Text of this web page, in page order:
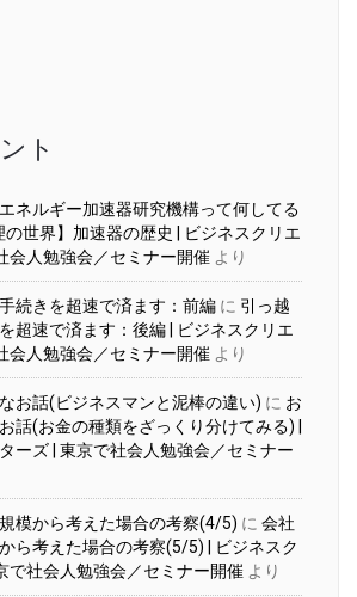
ト
ネルギー加速器研究機構って何してる
の世界】加速器の歴史 | ビジネスクリエ
会人勉強会／セミナー開催 より
続きを超速で済ます：前編 に 引っ越
超速で済ます：後編 | ビジネスクリエ
会人勉強会／セミナー開催 より
お話(ビジネスマンと泥棒の違い) に お
話(お金の種類をざっくり分けてみる) |
ーズ | 東京で社会人勉強会／セミナー
模から考えた場合の考察(4/5) に 会社
ら考えた場合の考察(5/5) | ビジネスク
で社会人勉強会／セミナー開催 より